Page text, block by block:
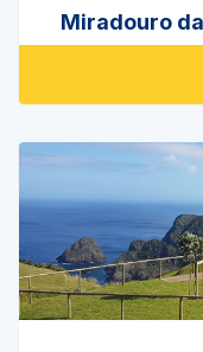
Miradouro